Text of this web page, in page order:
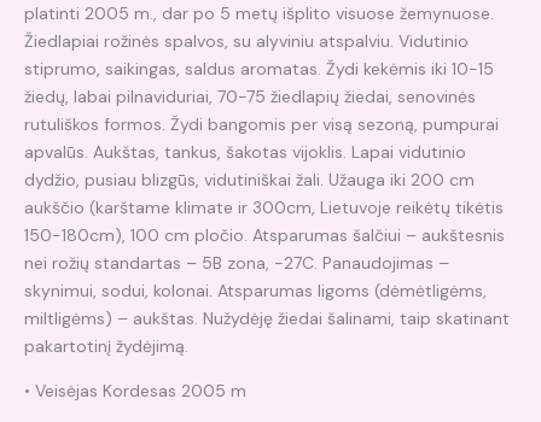
platinti 2005 m., dar po 5 metų išplito visuose žemynuose.
Žiedlapiai rožinės spalvos, su alyviniu atspalviu. Vidutinio
stiprumo, saikingas, saldus aromatas. Žydi kekėmis iki 10-15
žiedų, labai pilnaviduriai, 70-75 žiedlapių žiedai, senovinės
rutuliškos formos. Žydi bangomis per visą sezoną, pumpurai
apvalūs. Aukštas, tankus, šakotas vijoklis. Lapai vidutinio
dydžio, pusiau blizgūs, vidutiniškai žali. Užauga iki 200 cm
aukščio (karštame klimate ir 300cm, Lietuvoje reikėtų tikėtis
150-180cm), 100 cm pločio. Atsparumas šalčiui – aukštesnis
nei rožių standartas – 5B zona, -27C. Panaudojimas –
skynimui, sodui, kolonai. Atsparumas ligoms (dėmėtligėms,
miltligėms) – aukštas. Nužydėję žiedai šalinami, taip skatinant
pakartotinį žydėjimą.
• Veisėjas Kordesas 2005 m